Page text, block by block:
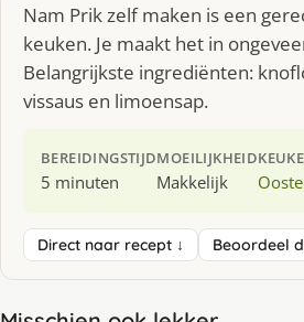
Nam Prik zelf maken is een
keuken. Je maakt het in
Belangrijkste ingrediënten:
vissaus en limoensap.
BEREIDINGSTIJD
5 minuten
MOEILIJKHEID
Makkelijk
Direct naar recept ↓ Beoordeel